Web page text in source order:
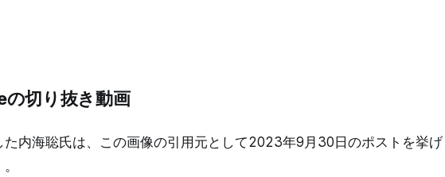
の切り抜き動画
た内海聡氏は、この画像の引用元として2023年9月30日のポストを挙げ